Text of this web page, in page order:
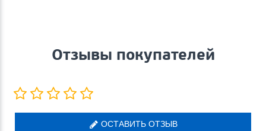
Отзывы покупателей
ОСТАВИТЬ ОТЗЫВ